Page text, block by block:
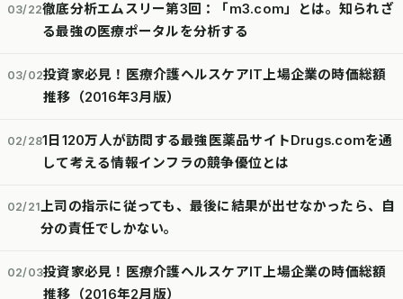
03/22徹底分析エムスリー第3回：「m3.com」とは。知られざ
る最強の医療ポータルを分析する
03/02投資家必見！医療介護ヘルスケアIT上場企業の時価総額
推移（2016年3月版）
02/281日120万人が訪問する最強医薬品サイトDrugs.comを通
して考える情報インフラの競争優位とは
02/21上司の指示に従っても、最後に結果が出せなかったら、自
分の責任でしかない。
02/03投資家必見！医療介護ヘルスケアIT上場企業の時価総額
推移（2016年2月版）